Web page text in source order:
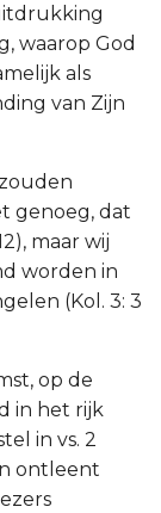
waarop God
als
van Zijn
genoeg, dat
maar wij
worden in
(Kol. 3: 3
op de
in het rijk
in vs. 2
ontleent